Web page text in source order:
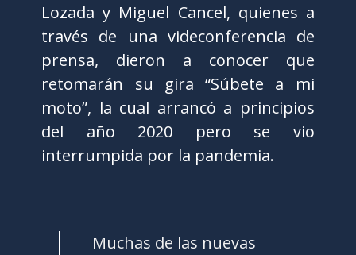
Lozada y Miguel Cancel, quienes a
través de una videconferencia de
prensa, dieron a conocer que
retomarán su gira “Súbete a mi
moto”, la cual arrancó a principios
del año 2020 pero se vio
interrumpida por la pandemia.
Muchas de las nuevas